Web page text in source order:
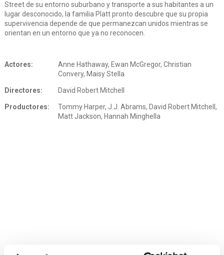
Street de su entorno suburbano y transporte a sus habitantes a un
lugar desconocido, la familia Platt pronto descubre que su propia
supervivencia depende de que permanezcan unidos mientras se
orientan en un entorno que ya no reconocen.
Actores:
Anne Hathaway, Ewan McGregor, Christian
Convery, Maisy Stella
Directores: David Robert Mitchell
Productores:
Tommy Harper, J.J. Abrams, David Robert Mitchell,
Matt Jackson, Hannah Minghella